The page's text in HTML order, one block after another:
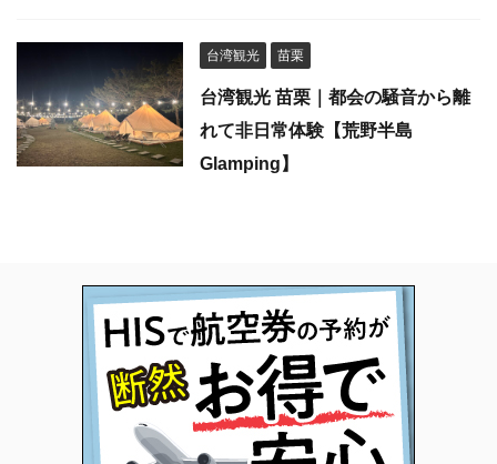
台湾観光 苗栗
台湾観光 苗栗｜都会の騒音から離
れて非日常体験【荒野半島
Glamping】